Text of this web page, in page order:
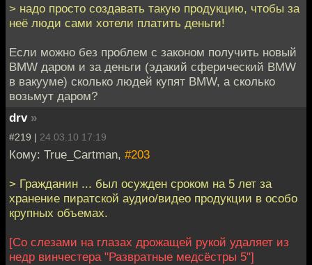
> надо просто создавать такую продукцию, чтобы за
неё люди сами хотели платить деньги!
Если можно без проблем с законом получить новый
BMW даром и за деньги (эдакий сферический BMW
в вакууме) сколько людей купят BMW, а сколько
возьмут даром?
drv »
#219 | 24.03.10 17:19
Кому: True_Cartman, #203
> Гражданин ... был осужден сроком на 5 лет за
хранение пиратской аудио/видео продукции в особо
крупных объемах.
[Со слезами на глазах дрожащей рукой удаляет из
недр винчестера "Развратные медсёстры 5"]